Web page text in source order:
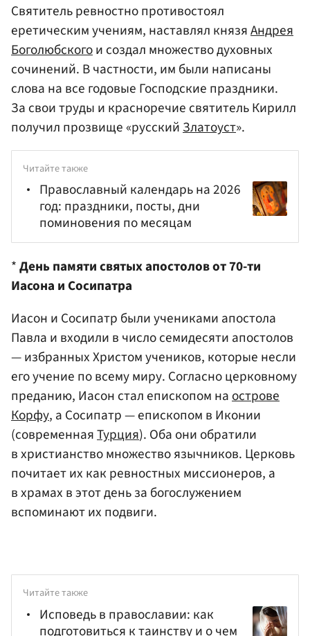
Святитель ревностно противостоял
еретическим учениям, наставлял князяАндрея
Боголюбскогои создал множество духовных
сочинений. В частности, им были написаны
слова на все годовые Господские праздники.
За свои труды и красноречие святитель Кирилл
получил прозвище «русский Златоуст».
Читайте также
Православный календарь на 2026
год: праздники, посты, дни
поминовения по месяцам
*День памяти святых апостолов от 70-ти
Иасона и Сосипатра
Иасон и Сосипатр были учениками апостола
Павла и входили в число семидесяти апостолов
— избранных Христом учеников, которые несли
его учение по всему миру. Согласно церковному
преданию, Иасон стал епископом наострове
Корфу, а Сосипатр — епископом в Иконии
(современнаяТурция). Оба они обратили
в христианство множество язычников. Церковь
почитает их как ревностных миссионеров, а
в храмах в этот день за богослужением
вспоминают их подвиги.
Читайте также
Исповедь в православии: как
подготовиться к таинству и о чем